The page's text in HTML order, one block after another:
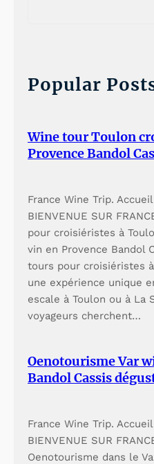
h
Popular
Wine tour Toulon
Provence Bandol
France Wine Trip.
BIENVENUE SUR
pour croisiéristes à
vin en Provence Bandol
tours pour croisiéristes
une expérience unique
escale à Toulon ou à La
voyageurs cherchent…
Oenotourisme Var
Bandol Cassis
France Wine Trip.
BIENVENUE SUR
Oenotourisme dans le